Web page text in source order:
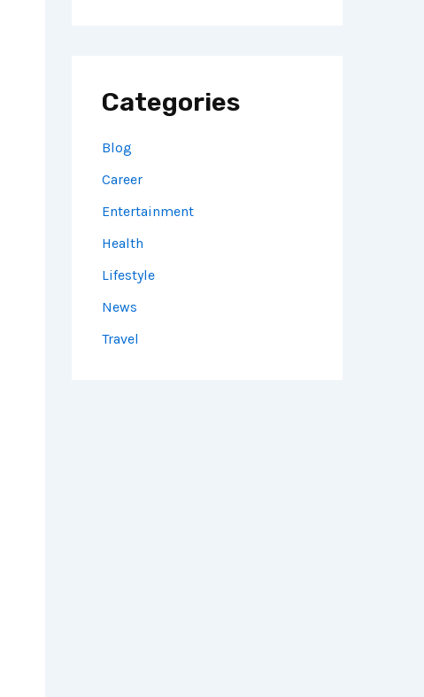
Categories
Blog
Career
Entertainment
Health
Lifestyle
News
Travel